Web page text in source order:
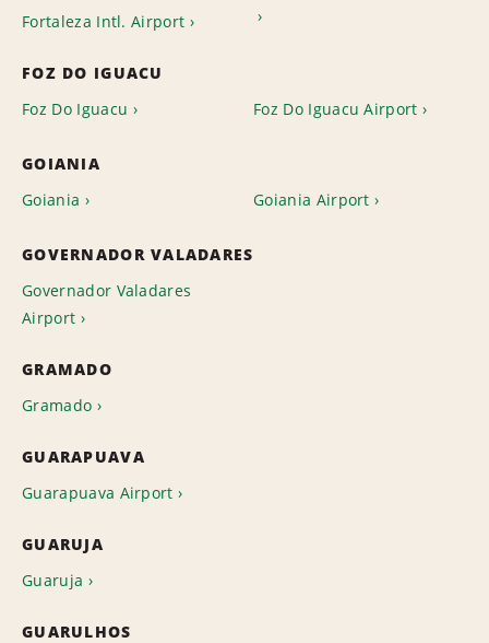
Fortaleza Intl. Airport
FOZ DO IGUACU
Foz Do Iguacu
Foz Do Iguacu Airport
GOIANIA
Goiania
Goiania Airport
GOVERNADOR VALADARES
Governador Valadares
Airport
GRAMADO
Gramado
GUARAPUAVA
Guarapuava Airport
GUARUJA
Guaruja
GUARULHOS